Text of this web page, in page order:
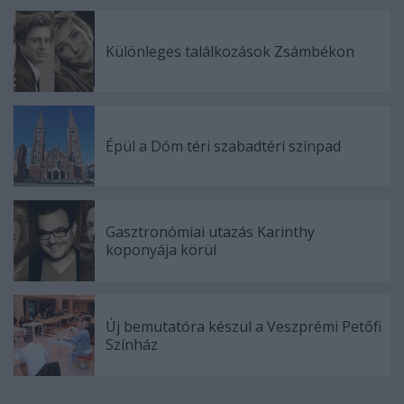
Különleges találkozások Zsámbékon
Épül a Dóm téri szabadtéri színpad
Gasztronómiai utazás Karinthy
koponyája körül
Új bemutatóra készül a Veszprémi Petőfi
Színház